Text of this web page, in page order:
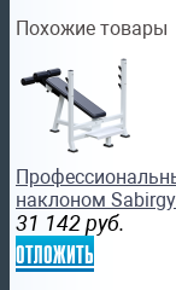
Похожие товары
наклоном
31 142 руб.
отложить